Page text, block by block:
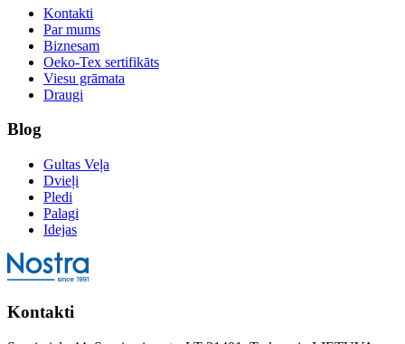
Kontakti
Par mums
Biznesam
Oeko-Tex sertifikāts
Viesu grāmata
Draugi
Blog
Gultas Veļa
Dvieļi
Pledi
Palagi
Idejas
Kontakti